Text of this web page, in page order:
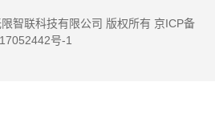
智联科技有限公司 版权所有 京ICP备
17052442号-1